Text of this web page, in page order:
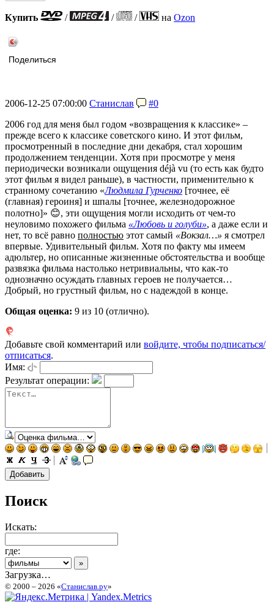
Купить / / / наOzon
Поделиться
2006-12-25 07:00:00 Станислав
#0
2006 год для меня был годом «возвращения к классике» –
прежде всего к классике советского кино. И этот фильм,
просмотренный в последние дни декабря, стал хорошим
продолжением тенденции. Хотя при просмотре у меня
периодически возникали ощущения déjà vu (то есть как будто
этот фильм я видел раньше), в частности, применительно к
странному сочетанию «Людмила Гурченко [точнее, её
(главная) героиня] и шпалы [точнее, железнодорожное
полотно]» 😊, эти ощущения могли исходить от чем-то
неуловимо похожего фильма «Любовь и голуби», а даже если и
нет, то всё равно полностью этот самый «Вокзал…» я смотрел
впервые. Удивительный фильм. Хотя по факту мы имеем
адюльтер, но описанные жизненные обстоятельства и вообще
развязка фильма настолько нетривиальны, что как-то
однозначно осуждать главных героев не получается…
Добрый, но грустный фильм, но с надеждой в конце.
Общая оценка: 9 из 10 (отлично).
Добавьте свой комментарий или войдите, чтобы подписаться/
отписаться.
Имя:
Результат операции:
Поиск
Искать:
где:
Загрузка…
© 2000 – 2026 «Станислав.ру»